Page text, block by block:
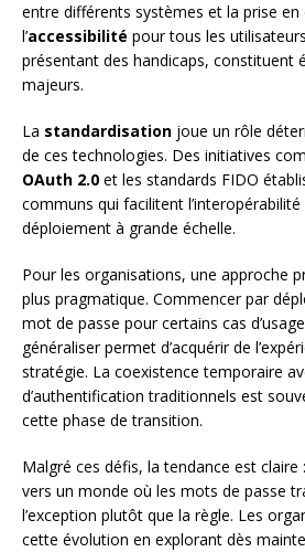
entre différents systèmes et la prise en
l’accessibilité pour tous les
présentant des handicaps, constituent
majeurs.
La standardisation joue un rôle
de ces technologies. Des initiatives
OAuth 2.0 et les standards FIDO
communs qui facilitent
déploiement à grande échelle.
Pour les organisations, une approche
plus pragmatique. Commencer par
mot de passe pour certains cas
généraliser permet d’acquérir de
stratégie. La coexistence temporaire
d’authentification traditionnels est
cette phase de transition.
Malgré ces défis, la tendance est
vers un monde où les mots de passe
l’exception plutôt que la règle. Les
cette évolution en explorant dès